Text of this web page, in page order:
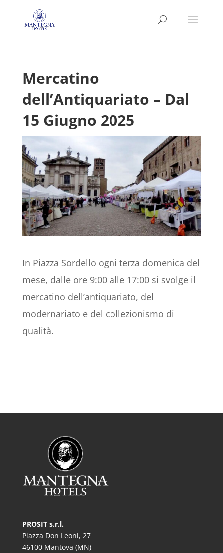
Mercatino
dell’Antiquariato – Dal
15 Giugno 2025
In Piazza Sordello ogni terza domenica del
mese, dalle ore 9:00 alle 17:00 si svolge il
mercatino dell’antiquariato, del
modernariato e del collezionismo di
qualità.
PROSIT s.r.l.
Piazza Don Leoni, 27
46100 Mantova (MN)